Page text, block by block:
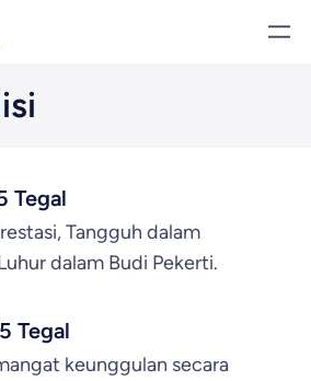
Tegal
Tangguh dalam
dalam Budi Pekerti.
Tegal
keunggulan secara